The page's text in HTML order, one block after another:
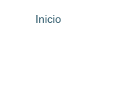
Inicio